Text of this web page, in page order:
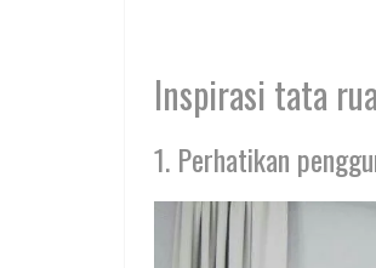
Inspirasi tata
1. Perhatikan